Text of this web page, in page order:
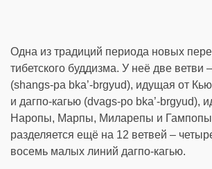
Одна из традиций периода новых
тибетского буддизма. У неё две ветви
(shangs-pa bka’-brgyud), идущая от
и дагпо-кагью (dvags-po bka’-brgyud),
Наропы, Марпы, Миларепы и
разделяется ещё на 12 ветвей –
восемь малых линий дагпо-кагью.